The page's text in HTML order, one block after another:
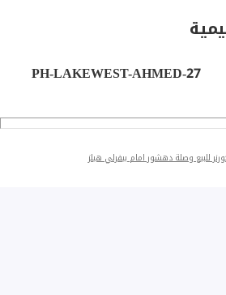
واسعة
هاوس – توين هاوس – فلل
للأطفال
PH-LAKEWEST-AHMED-27
للبيع وصلة دهشور امام بيفرلي هيلز